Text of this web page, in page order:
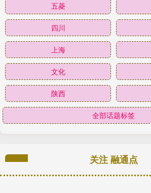
五菱
四川
上海
文化
陕西
全部话题标签
关注 融通点